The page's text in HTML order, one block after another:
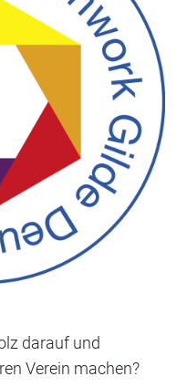
darauf und
Verein machen?